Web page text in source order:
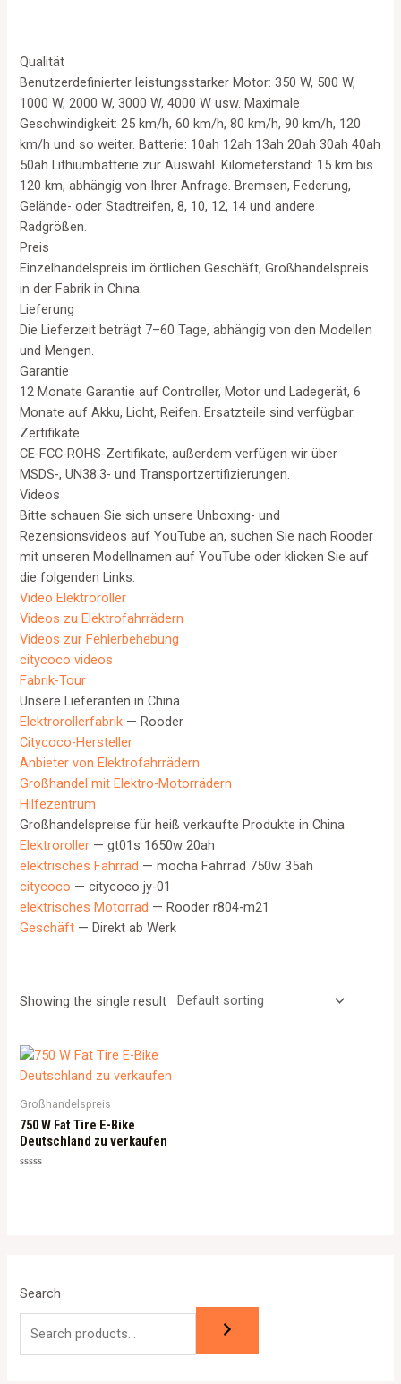
Search
Qualität
Benutzerdefinierter leistungsstarker Motor: 350 W, 500 W,
1000 W, 2000 W, 3000 W, 4000 W usw. Maximale
Geschwindigkeit: 25 km/h, 60 km/h, 80 km/h, 90 km/h, 120
km/h und so weiter. Batterie: 10ah 12ah 13ah 20ah 30ah 40ah
50ah Lithiumbatterie zur Auswahl. Kilometerstand: 15 km bis
120 km, abhängig von Ihrer Anfrage. Bremsen, Federung,
Gelände- oder Stadtreifen, 8, 10, 12, 14 und andere
Radgrößen.
Preis
Einzelhandelspreis im örtlichen Geschäft, Großhandelspreis
in der Fabrik in China.
Lieferung
Die Lieferzeit beträgt 7–60 Tage, abhängig von den Modellen
und Mengen.
Garantie
12 Monate Garantie auf Controller, Motor und Ladegerät, 6
Monate auf Akku, Licht, Reifen. Ersatzteile sind verfügbar.
Zertifikate
CE-FCC-ROHS-Zertifikate, außerdem verfügen wir über
MSDS-, UN38.3- und Transportzertifizierungen.
Videos
Bitte schauen Sie sich unsere Unboxing- und
Rezensionsvideos auf YouTube an, suchen Sie nach Rooder
mit unseren Modellnamen auf YouTube oder klicken Sie auf
die folgenden Links:
Video Elektroroller
Videos zu Elektrofahrrädern
Videos zur Fehlerbehebung
citycoco videos
Fabrik-Tour
Unsere Lieferanten in China
Elektrorollerfabrik — Rooder
Citycoco-Hersteller
Anbieter von Elektrofahrrädern
Großhandel mit Elektro-Motorrädern
Hilfezentrum
Großhandelspreise für heiß verkaufte Produkte in China
Elektroroller — gt01s 1650w 20ah
elektrisches Fahrrad — mocha Fahrrad 750w 35ah
citycoco — citycoco jy-01
elektrisches Motorrad — Rooder r804-m21
Geschäft — Direkt ab Werk
Showing the single result
Großhandelspreis
750 W Fat Tire E-Bike
Deutschland zu verkaufen